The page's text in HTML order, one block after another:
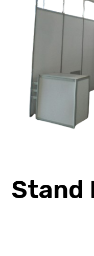
Stand